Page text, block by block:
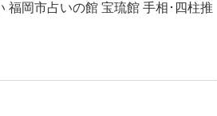
福岡市占いの館 宝琉館 手相･四柱推